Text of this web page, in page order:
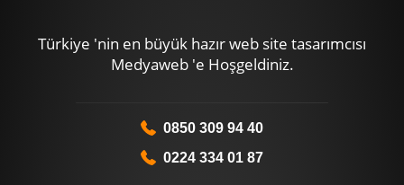
Türkiye 'nin en büyük hazır web site tasarımcısı
Medyaweb 'e Hoşgeldiniz.
0850 309 94 40
0224 334 01 87